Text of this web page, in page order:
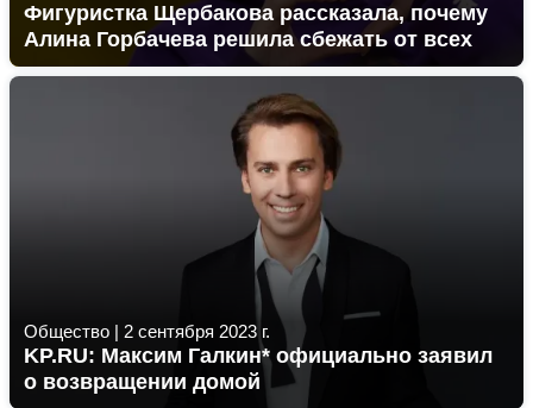
Фигуристка Щербакова рассказала, почему
Алина Горбачева решила сбежать от всех
Общество | 2 сентября 2023 г.
KP.RU: Максим Галкин* официально заявил
о возвращении домой